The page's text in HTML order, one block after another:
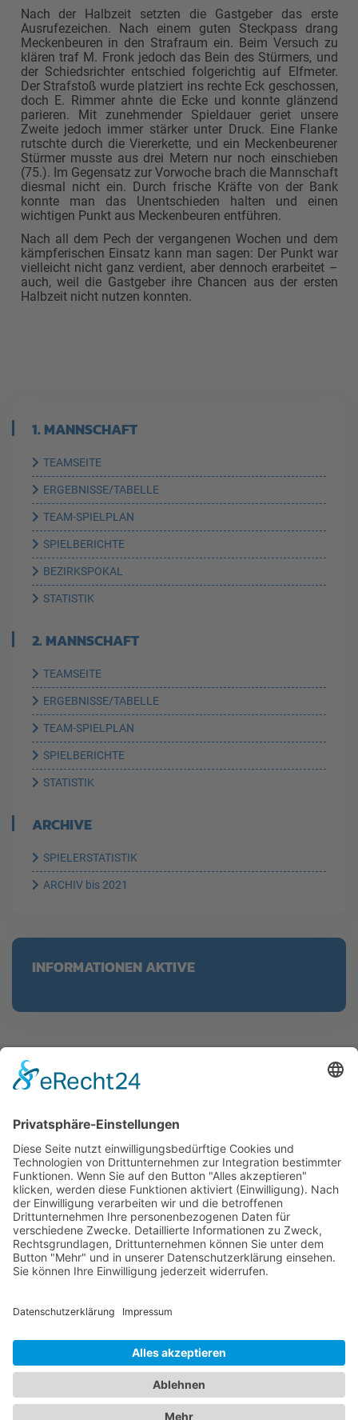
Nach der Halbzeit setzten die Gastgeber das erste
Ausrufezeichen. Nach einem guten Steckpass drang
Meckenbeuren in den Strafraum ein. Beim Versuch zu
klären traf M. Fronk jedoch das Bein des Stürmers, und
der Schiedsrichter entschied folgerichtig auf Elfmeter.
Der Strafstoß wurde platziert ins rechte Eck geschossen,
doch E. Rimmer ahnte die Ecke und konnte glänzend
parieren. Mit zunehmender Spieldauer geriet unsere
Zweite jedoch immer stärker unter Druck. Eine Flanke
rutschte durch die Viererkette, und ein Meckenbeurener
Stürmer musste aus drei Metern nur noch einschieben
(75.). Im Gegensatz zur Vorwoche brach die Mannschaft
diesmal nicht ein. Durch frische Kräfte von der Bank
konnte man das Unentschieden halten und einen
wichtigen Punkt aus Meckenbeuren entführen.
Nach all dem Pech der vergangenen Wochen und dem
kämpferischen Einsatz kann man sagen: Der Punkt war
vielleicht nicht ganz verdient, aber dennoch erarbeitet –
auch, weil die Gastgeber ihre Chancen aus der ersten
Halbzeit nicht nutzen konnten.
1. MANNSCHAFT
TEAMSEITE
ERGEBNISSE/TABELLE
TEAM-SPIELPLAN
SPIELBERICHTE
BEZIRKSPOKAL
STATISTIK
2. MANNSCHAFT
TEAMSEITE
ERGEBNISSE/TABELLE
TEAM-SPIELPLAN
SPIELBERICHTE
STATISTIK
ARCHIVE
SPIELERSTATISTIK
ARCHIV bis 2021
INFORMATIONEN AKTIVE
Kontakt
Copyright 2022 SV AICHSTETTEN |